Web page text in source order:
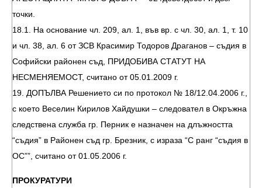
точки.
18.1. На основание чл. 209, ал. 1, във вр. с чл. 30, ал. 1, т. 10
и чл. 38, ал. 6 от ЗСВ Красимир Тодоров Драганов – съдия в
Софийски районен съд, ПРИДОБИВА СТАТУТ НА
НЕСМЕНЯЕМОСТ, считано от 05.01.2009 г.
19. ДОПЪЛВА Решението си по протокол № 18/12.04.2006 г.,
с което Веселин Кирилов Хайдушки – следовател в Окръжна
следствена служба гр. Перник е назначен на длъжността
“съдия” в Районен съд гр. Брезник, с израза “С ранг “съдия в
ОС””, считано от 01.05.2006 г.
ПРОКУРАТУРИ